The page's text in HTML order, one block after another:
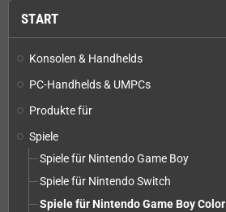
START
Konsolen & Handhelds
PC-Handhelds & UMPCs
Produkte für
Spiele
Spiele für Nintendo Game Boy
Spiele für Nintendo Switch
Spiele für Nintendo Game Boy Color